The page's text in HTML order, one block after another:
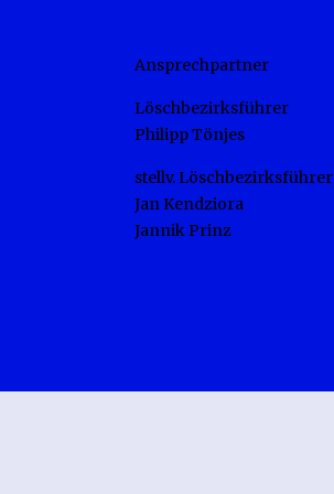
Ansprechpartner
Löschbezirksführer
Philipp Tönjes
stellv. Löschbezirksführer
Jan Kendziora
Jannik Prinz